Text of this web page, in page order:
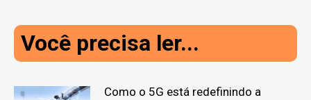
Você precisa ler...
Como o 5G está redefinindo a